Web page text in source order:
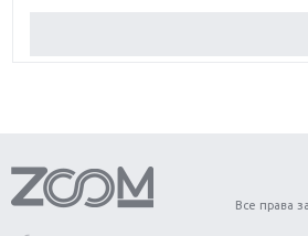
Обзор игры Forza Horizon 4:
Все права